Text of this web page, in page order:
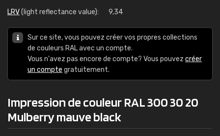
LRV(light reflectance value): 9,34
Sur ce site, vous pouvez créer vos propres collections
de couleurs RAL avec un compte.
Vous n'avez pas encore de compte? Vous pouvez créer
un compte gratuitement.
Impression de couleur RAL 300 30 20
Mulberry mauve black